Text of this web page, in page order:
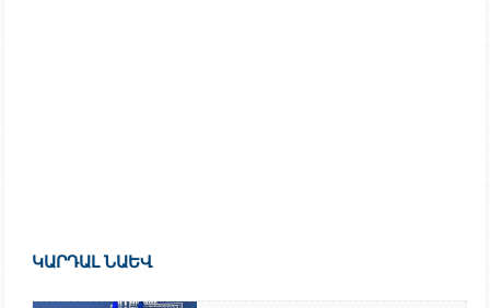
ԿԱՐԴԱԼ ՆԱԵՎ